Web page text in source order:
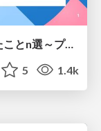
Claude Code全社展開のためにやったことn選～プラグイン302個・コミッター271人を支えるために～
5 1.4k